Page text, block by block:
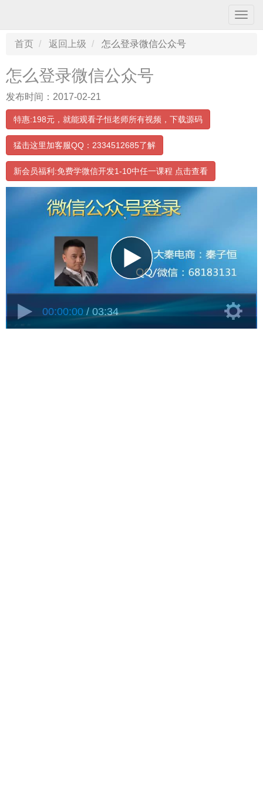
导
航
首页 返回上级 怎么登录微信公众号
怎么登录微信公众号
发布时间：2017-02-21
特惠:198元，就能观看子恒老师所有视频，下载源码
猛击这里加客服QQ：2334512685了解
新会员福利:免费学微信开发1-10中任一课程 点击查看
00:00:00 / 03:34